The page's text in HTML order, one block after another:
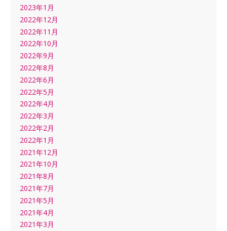
2023年1月
2022年12月
2022年11月
2022年10月
2022年9月
2022年8月
2022年6月
2022年5月
2022年4月
2022年3月
2022年2月
2022年1月
2021年12月
2021年10月
2021年8月
2021年7月
2021年5月
2021年4月
2021年3月